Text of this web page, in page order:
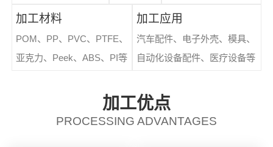
加工材料
POM、PP、PVC、PTFE、
亚克力、Peek、ABS、PI等
加工应用
汽车配件、电子外壳、模具、
自动化设备配件、医疗设备等
加工优点
PROCESSING ADVANTAGES